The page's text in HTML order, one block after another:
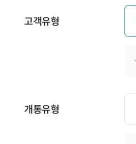
고객유형
개통유형